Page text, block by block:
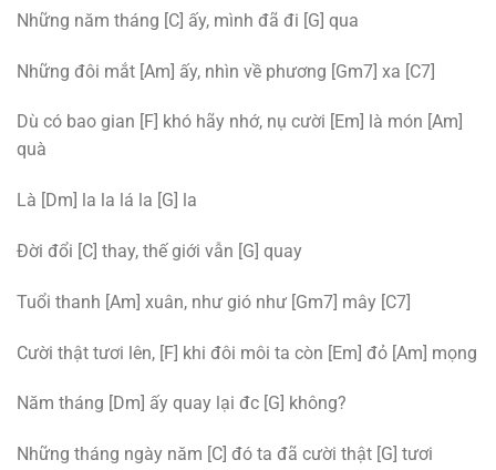
Những năm tháng [C] ấy, mình đã đi [G] qua
Những đôi mắt [Am] ấy, nhìn về phương [Gm7] xa [C7]
Dù có bao gian [F] khó hãy nhớ, nụ cười [Em] là món [Am]
quà
Là [Dm] la la lá la [G] la
Đời đổi [C] thay, thế giới vẫn [G] quay
Tuổi thanh [Am] xuân, như gió như [Gm7] mây [C7]
Cười thật tươi lên, [F] khi đôi môi ta còn [Em] đỏ [Am] mọng
Năm tháng [Dm] ấy quay lại đc [G] không?
Những tháng ngày năm [C] đó ta đã cười thật [G] tươi